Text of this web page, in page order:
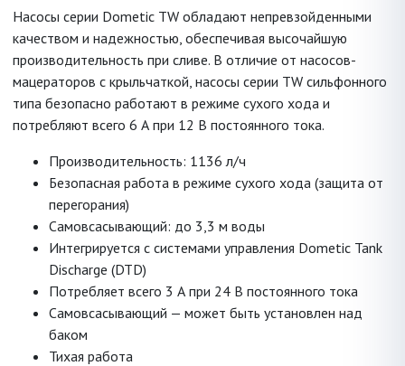
Насосы серии Dometic TW обладают непревзойденными
качеством и надежностью, обеспечивая высочайшую
производительность при сливе. В отличие от насосов-
мацераторов с крыльчаткой, насосы серии TW сильфонного
типа безопасно работают в режиме сухого хода и
потребляют всего 6 А при 12 В постоянного тока.
Производительность: 1136 л/ч
Безопасная работа в режиме сухого хода (защита от
перегорания)
Самовсасывающий: до 3,3 м воды
Интегрируется с системами управления Dometic Tank
Discharge (DTD)
Потребляет всего 3 А при 24 В постоянного тока
Самовсасывающий — может быть установлен над
баком
Тихая работа